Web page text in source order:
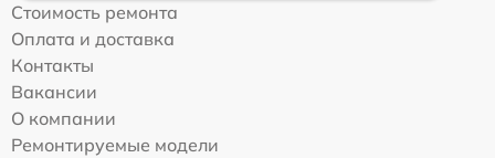
Стоимость ремонта
Оплата и доставка
Контакты
Вакансии
О компании
Ремонтируемые модели